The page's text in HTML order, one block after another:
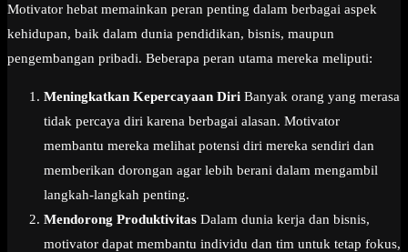
Motivator hebat memainkan peran penting dalam berbagai aspek
kehidupan, baik dalam dunia pendidikan, bisnis, maupun
pengembangan pribadi. Beberapa peran utama mereka meliputi:
Meningkatkan Kepercayaan Diri Banyak orang yang merasa
tidak percaya diri karena berbagai alasan. Motivator
membantu mereka melihat potensi diri mereka sendiri dan
memberikan dorongan agar lebih berani dalam mengambil
langkah-langkah penting.
Mendorong Produktivitas Dalam dunia kerja dan bisnis,
motivator dapat membantu individu dan tim untuk tetap fokus,